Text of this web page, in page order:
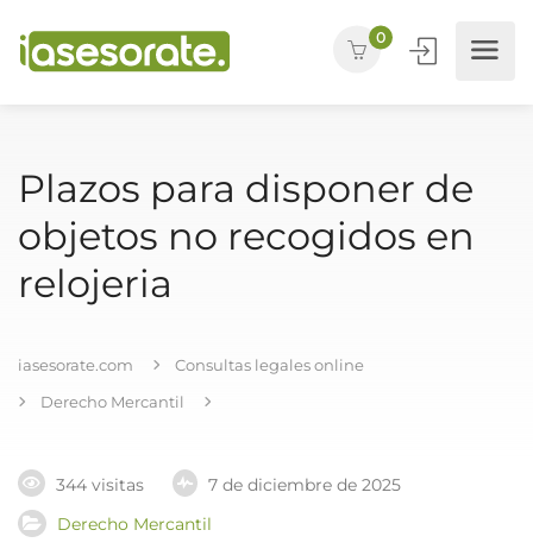
0
Plazos para disponer de
objetos no recogidos en
relojeria
iasesorate.com
Consultas legales online
Derecho Mercantil
344 visitas
7 de diciembre de 2025
Derecho Mercantil